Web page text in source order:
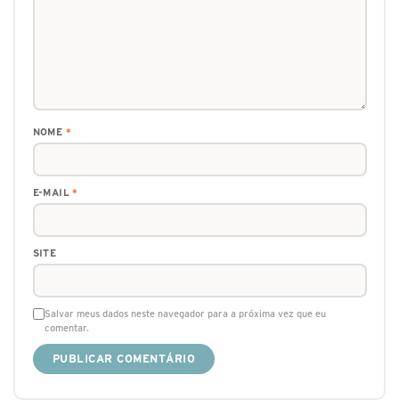
NOME *
E-MAIL*
SITE
Salvar meus dados neste navegador para a próxima vez que eu
comentar.